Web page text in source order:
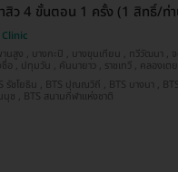
สิว 4 ขั้นตอน 1 ครั้ง (1 สิทธิ์/ท่
ตุจักร , พระโขนง , ภาษีเจริญ , ประเวศ , สมุทรปราการ , บางนา , ลาดพร้าว ,
บางนา , BTS อุดมสุข , MRT เตาปูน , MRT สามย่าน , BTS อโศก , MRT สุขุมวิท , BTS
อ่อนนุช , BTS สนามกีฬาแห่งชาติ